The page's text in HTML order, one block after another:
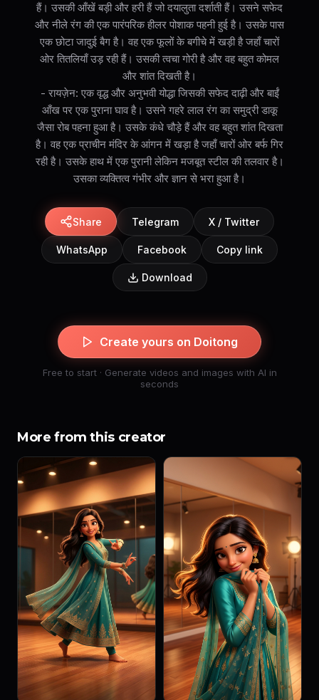
हैं। उसकी आँखें बड़ी और हरी हैं जो दयालुता दर्शाती हैं। उसने सफेद
और नीले रंग की एक पारंपरिक हीलर पोशाक पहनी हुई है। उसके पास
एक छोटा जादुई बैग है। वह एक फूलों के बगीचे में खड़ी है जहाँ चारों
ओर तितलियाँ उड़ रही हैं। उसकी त्वचा गोरी है और वह बहुत कोमल
और शांत दिखती है।
- रायज़ेन: एक वृद्ध और अनुभवी योद्धा जिसकी सफेद दाढ़ी और बाईं
आँख पर एक पुराना घाव है। उसने गहरे लाल रंग का समुद्री डाकू
जैसा रोब पहना हुआ है। उसके कंधे चौड़े हैं और वह बहुत शांत दिखता
है। वह एक प्राचीन मंदिर के आंगन में खड़ा है जहाँ चारों ओर बर्फ गिर
रही है। उसके हाथ में एक पुरानी लेकिन मजबूत स्टील की तलवार है।
उसका व्यक्तित्व गंभीर और ज्ञान से भरा हुआ है।
Share Telegram X / Twitter
WhatsApp Facebook Copy link
Download
Create yours on Doitong
Free to start · Generate videos and images with AI in
seconds
More from this creator